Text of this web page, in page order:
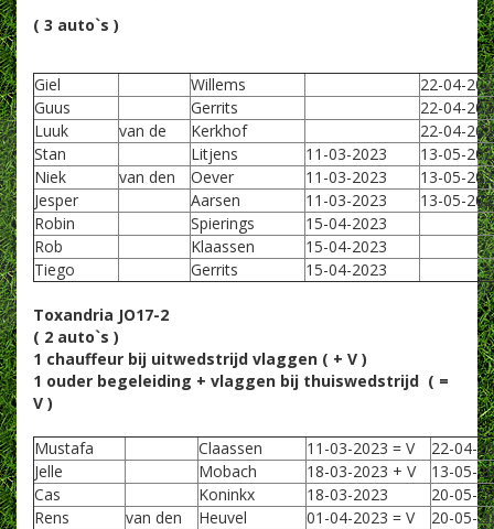
( 3 auto`s )
Giel Willems
22-04-
Guus
Gerrits
22-04-
Luuk
van de Kerkhof
22-04-
Stan
Litjens 11-03-2023
13-05-
Niek
van den Oever 11-03-2023
13-05-
Jesper
Aarsen 11-03-2023
13-05-
Robin
Spierings
15-04-2023
Rob
Klaassen
15-04-2023
Tiego
Gerrits 15-04-2023
Toxandria JO17-2
( 2 auto`s )
1 chauffeur bij uitwedstrijd vlaggen ( + V )
1 ouder begeleiding + vlaggen bij thuiswedstrijd ( =
V )
Mustafa Claassen 11-03-2023 = V
22-04-
Jelle
Mobach 18-03-2023 + V
13-05-
Cas
Koninkx 18-03-2023
20-05-
Rens
van den Heuvel 01-04-2023 = V
20-05-